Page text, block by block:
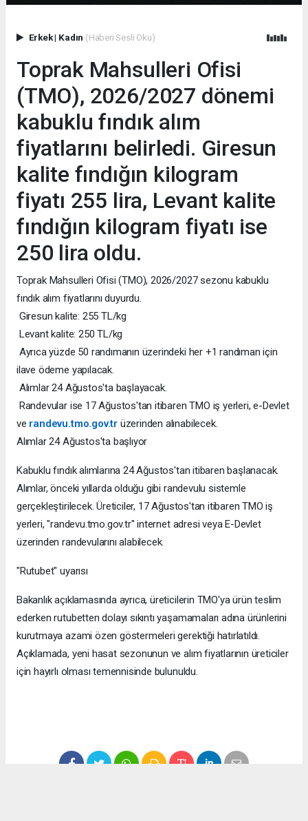
Erkek| Kadın (Haberi Sesli Oku)
Toprak Mahsulleri Ofisi
(TMO), 2026/2027 dönemi
kabuklu fındık alım
fiyatlarını belirledi. Giresun
kalite fındığın kilogram
fiyatı 255 lira, Levant kalite
fındığın kilogram fiyatı ise
250 lira oldu.
Toprak Mahsulleri Ofisi (TMO), 2026/2027 sezonu kabuklu
fındık alım fiyatlarını duyurdu.
Giresun kalite: 255 TL/kg
Levant kalite: 250 TL/kg
Ayrıca yüzde 50 randımanın üzerindeki her +1 randıman için
ilave ödeme yapılacak.
Alımlar 24 Ağustos'ta başlayacak.
Randevular ise 17 Ağustos'tan itibaren TMO iş yerleri, e-Devlet
ve randevu.tmo.gov.trüzerinden alınabilecek.
Alımlar 24 Ağustos'ta başlıyor
Kabuklu fındık alımlarına 24 Ağustos'tan itibaren başlanacak.
Alımlar, önceki yıllarda olduğu gibi randevulu sistemle
gerçekleştirilecek. Üreticiler, 17 Ağustos'tan itibaren TMO iş
yerleri, "randevu.tmo.gov.tr" internet adresi veya E-Devlet
üzerinden randevularını alabilecek.
"Rutubet" uyarısı
Bakanlık açıklamasında ayrıca, üreticilerin TMO'ya ürün teslim
ederken rutubetten dolayı sıkıntı yaşamamaları adına ürünlerini
kurutmaya azami özen göstermeleri gerektiği hatırlatıldı.
Açıklamada, yeni hasat sezonunun ve alım fiyatlarının üreticiler
için hayırlı olması temennisinde bulunuldu.